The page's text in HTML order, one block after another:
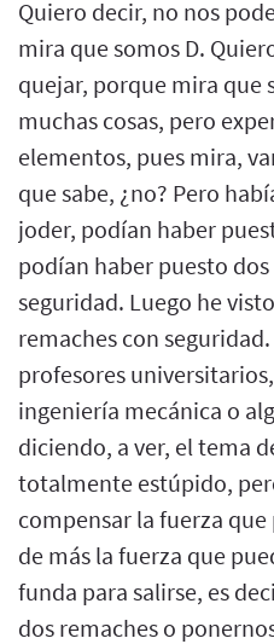
Quiero decir, no nos
mira que somos D.
quejar, porque mira que
muchas cosas, pero
elementos, pues mira,
que sabe, ¿no? Pero
joder, podían haber
podían haber puesto
seguridad. Luego he
remaches con
profesores
ingeniería mecánica o
diciendo, a ver, el tema
totalmente estúpido,
compensar la fuerza
de más la fuerza que
funda para salirse, es
dos remaches o